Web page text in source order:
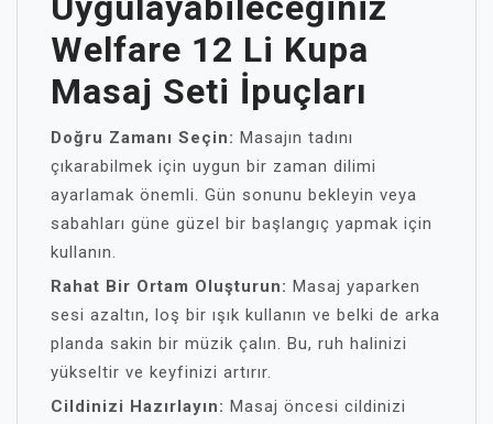
Welfare 12 Li Kupa
Masaj Seti İpuçları
Doğru Zamanı Seçin: Masajın tadını
çıkarabilmek için uygun bir zaman dilimi
ayarlamak önemli. Gün sonunu bekleyin veya
sabahları güne güzel bir başlangıç yapmak için
kullanın.
Rahat Bir Ortam Oluşturun: Masaj yaparken
sesi azaltın, loş bir ışık kullanın ve belki de arka
planda sakin bir müzik çalın. Bu, ruh halinizi
yükseltir ve keyfinizi artırır.
Cildinizi Hazırlayın: Masaj öncesi cildinizi